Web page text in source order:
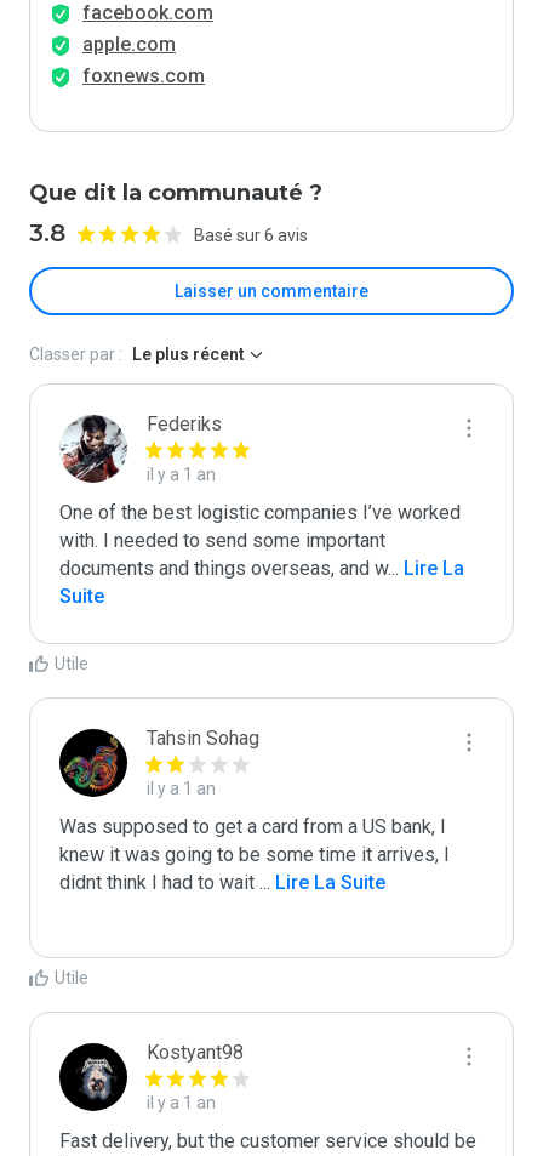
facebook.com
apple.com
foxnews.com
Que dit la communauté ?
3.8 Basé sur 6 avis
Laisser un commentaire
Classer par : Le plus récent
Federiks
il y a 1 an
One of the best logistic companies I’ve worked
with. I needed to send some important
documents and things overseas, and w... Lire La
Suite
Utile
Tahsin Sohag
il y a 1 an
Was supposed to get a card from a US bank, I
knew it was going to be some time it arrives, I
didnt think I had to wait ... Lire La Suite
Utile
Kostyant98
il y a 1 an
Fast delivery, but the customer service should be